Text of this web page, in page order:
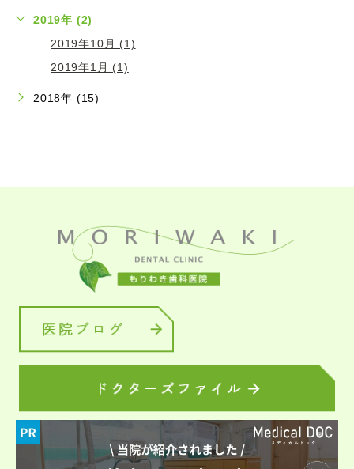
2019年 (2)
2019年10月 (1)
2019年1月 (1)
2018年 (15)